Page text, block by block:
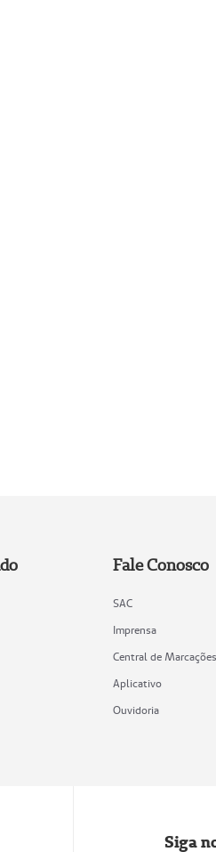
Fale Conosco
SAC
Imprensa
Central de Marcações
Aplicativo
Ouvidoria
Siga